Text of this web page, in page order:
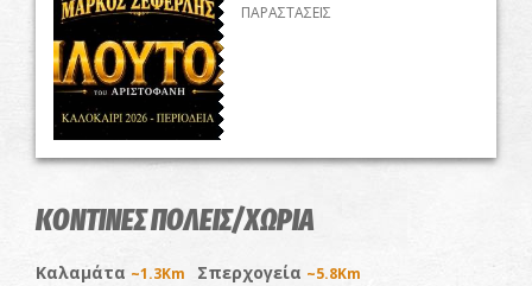
ΠΑΡΑΣΤΑΣΕΙΣ
ΚΟΝΤΙΝΕΣ ΠΟΛΕΙΣ/ΧΩΡΙΑ
Καλαμάτα ~1.3Km Σπερχογεία ~5.8Km